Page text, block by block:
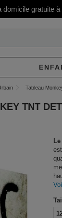
domicile gratuite
Tableau
TNT